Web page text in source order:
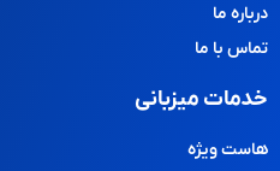
درباره ما
تماس با ما
خدمات میزبانی
هاست ویژه